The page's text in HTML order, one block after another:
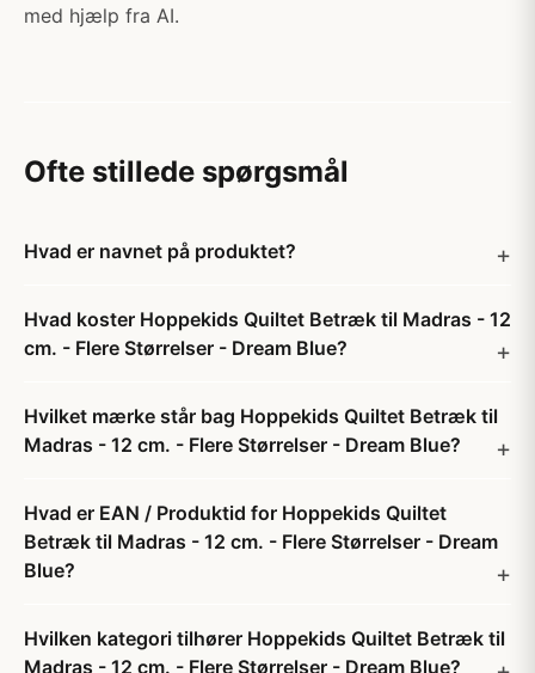
med hjælp fra AI.
Ofte stillede spørgsmål
Hvad er navnet på produktet?
Hvad koster Hoppekids Quiltet Betræk til Madras - 12
cm. - Flere Størrelser - Dream Blue?
Hvilket mærke står bag Hoppekids Quiltet Betræk til
Madras - 12 cm. - Flere Størrelser - Dream Blue?
Hvad er EAN / Produktid for Hoppekids Quiltet
Betræk til Madras - 12 cm. - Flere Størrelser - Dream
Blue?
Hvilken kategori tilhører Hoppekids Quiltet Betræk til
Madras - 12 cm. - Flere Størrelser - Dream Blue?